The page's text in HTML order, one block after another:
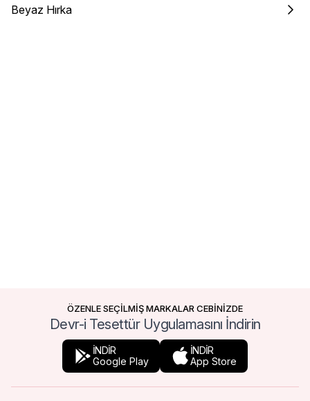
Beyaz Hırka
ÖZENLE SEÇİLMİŞ MARKALAR CEBİNİZDE
Devr-i Tesettür Uygulamasını İndirin
İNDİR
Google Play
İNDİR
App Store